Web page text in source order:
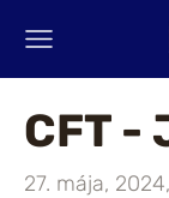
CFT -
27. mája, 2024,